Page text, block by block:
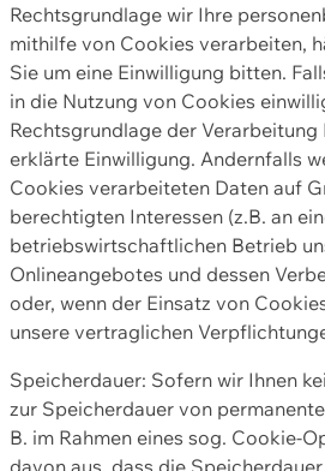
Rechtsgrundlage wir Ihre
mithilfe von Cookies verarbeiten,
Sie um eine Einwilligung bitten.
in die Nutzung von Cookies
Rechtsgrundlage der Verarbeitung
erklärte Einwilligung. Andernfalls
Cookies verarbeiteten Daten auf
berechtigten Interessen (z.B. an
betriebswirtschaftlichen Betrieb
Onlineangebotes und dessen
oder, wenn der Einsatz von
unsere vertraglichen
Speicherdauer: Sofern wir Ihnen
zur Speicherdauer von
B. im Rahmen eines sog. Cookie-